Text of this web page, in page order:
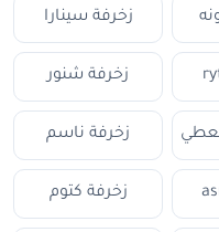
زخرفة سينارا
زخرفة شنور
زخرفة ناسم
زخرفة كتوم